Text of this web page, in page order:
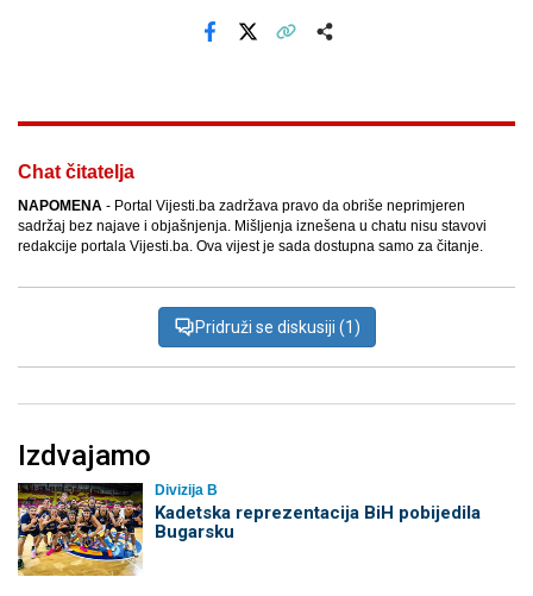
Chat čitatelja
NAPOMENA - Portal Vijesti.ba zadržava pravo da obriše neprimjeren
sadržaj bez najave i objašnjenja. Mišljenja iznešena u chatu nisu stavovi
redakcije portala Vijesti.ba. Ova vijest je sada dostupna samo za čitanje.
Pridruži se diskusiji (1)
Izdvajamo
Divizija B
Kadetska reprezentacija BiH pobijedila
Bugarsku